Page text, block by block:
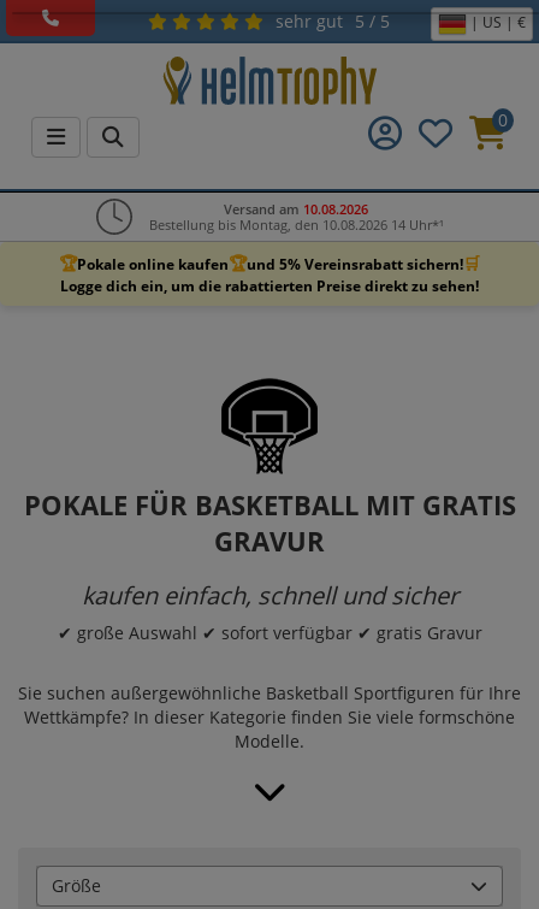
sehr gut 5 / 5 | US | €
0
Versand am 10.08.2026
Bestellung bis Montag, den 10.08.2026 14 Uhr*¹
🏆Pokale online kaufen🏆und 5% Vereinsrabatt sichern!🛒
Logge dich ein, um die rabattierten Preise direkt zu sehen!
POKALE FÜR BASKETBALL MIT GRATIS
GRAVUR
kaufen einfach, schnell und sicher
✔ große Auswahl ✔ sofort verfügbar ✔ gratis Gravur
Sie suchen außergewöhnliche Basketball Sportfiguren für Ihre
Wettkämpfe? In dieser Kategorie finden Sie viele formschöne
Modelle.
Größe